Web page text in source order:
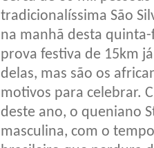
tradicionalíssima São
na manhã desta
prova festiva de 15km
delas, mas são os
motivos para celebrar.
deste ano, o queniano
masculina, com o